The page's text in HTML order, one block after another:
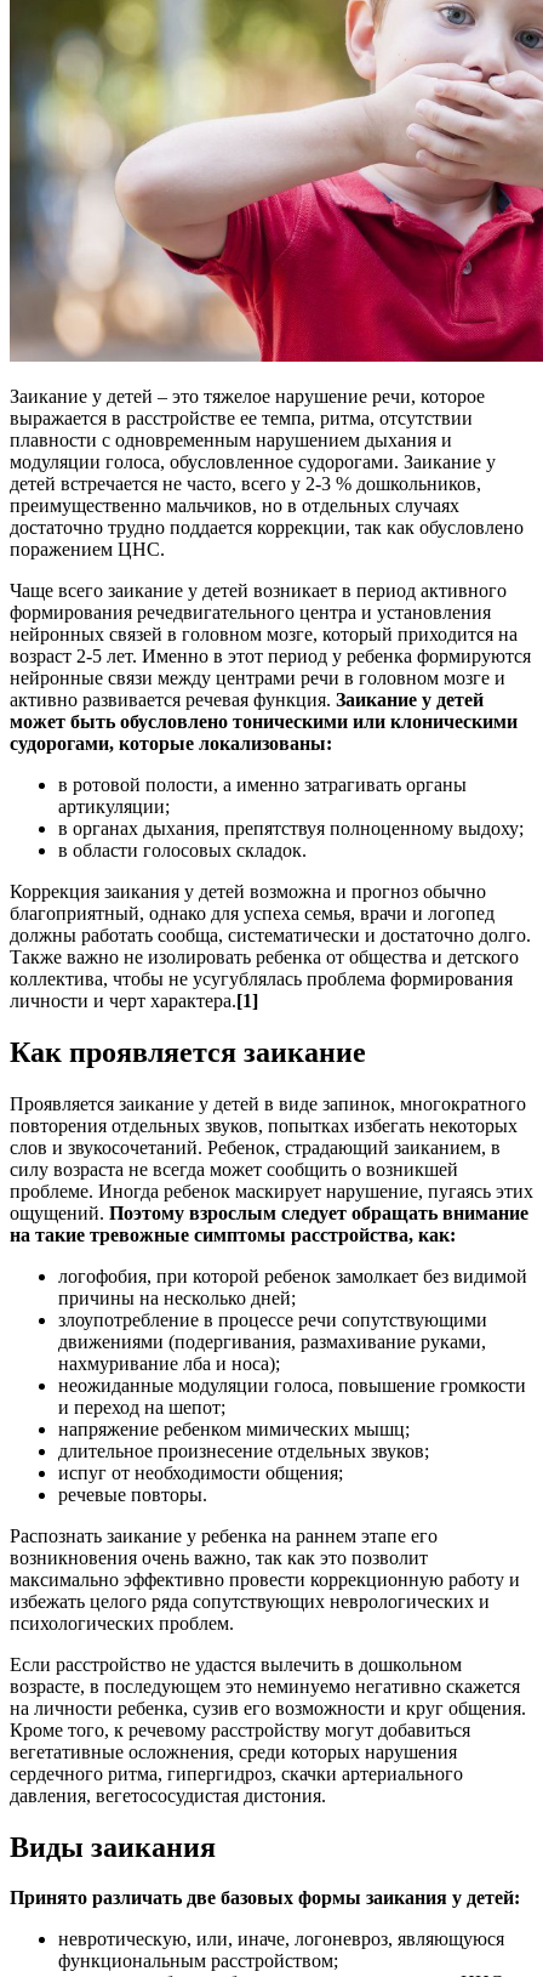
Заикание у детей – это тяжелое нарушение речи, которое
выражается в расстройстве ее темпа, ритма, отсутствии
плавности с одновременным нарушением дыхания и
модуляции голоса, обусловленное судорогами. Заикание у
детей встречается не часто, всего у 2-3 % дошкольников,
преимущественно мальчиков, но в отдельных случаях
достаточно трудно поддается коррекции, так как обусловлено
поражением ЦНС.
Чаще всего заикание у детей возникает в период активного
формирования речедвигательного центра и установления
нейронных связей в головном мозге, который приходится на
возраст 2-5 лет. Именно в этот период у ребенка формируются
нейронные связи между центрами речи в головном мозге и
активно развивается речевая функция. Заикание у детей
может быть обусловлено тоническими или клоническими
судорогами, которые локализованы:
в ротовой полости, а именно затрагивать органы
артикуляции;
в органах дыхания, препятствуя полноценному выдоху;
в области голосовых складок.
Коррекция заикания у детей возможна и прогноз обычно
благоприятный, однако для успеха семья, врачи и логопед
должны работать сообща, систематически и достаточно долго.
Также важно не изолировать ребенка от общества и детского
коллектива, чтобы не усугублялась проблема формирования
личности и черт характера.[1]
Как проявляется заикание
Проявляется заикание у детей в виде запинок, многократного
повторения отдельных звуков, попытках избегать некоторых
слов и звукосочетаний. Ребенок, страдающий заиканием, в
силу возраста не всегда может сообщить о возникшей
проблеме. Иногда ребенок маскирует нарушение, пугаясь этих
ощущений. Поэтому взрослым следует обращать внимание
на такие тревожные симптомы расстройства, как:
логофобия, при которой ребенок замолкает без видимой
причины на несколько дней;
злоупотребление в процессе речи сопутствующими
движениями (подергивания, размахивание руками,
нахмуривание лба и носа);
неожиданные модуляции голоса, повышение громкости
и переход на шепот;
напряжение ребенком мимических мышц;
длительное произнесение отдельных звуков;
испуг от необходимости общения;
речевые повторы.
Распознать заикание у ребенка на раннем этапе его
возникновения очень важно, так как это позволит
максимально эффективно провести коррекционную работу и
избежать целого ряда сопутствующих неврологических и
психологических проблем.
Если расстройство не удастся вылечить в дошкольном
возрасте, в последующем это неминуемо негативно скажется
на личности ребенка, сузив его возможности и круг общения.
Кроме того, к речевому расстройству могут добавиться
вегетативные осложнения, среди которых нарушения
сердечного ритма, гипергидроз, скачки артериального
давления, вегетососудистая дистония.
Виды заикания
Принято различать две базовых формы заикания у детей:
невротическую, или, иначе, логоневроз, являющуюся
функциональным расстройством;